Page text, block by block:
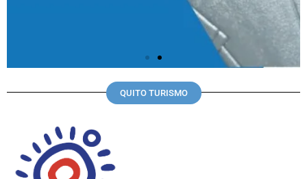
QUITO TURISMO